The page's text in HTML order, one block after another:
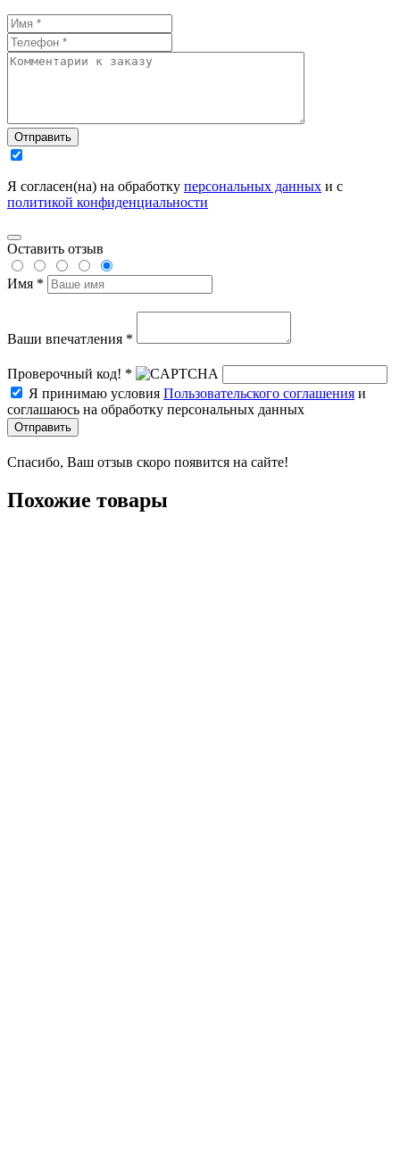
Отправить
Я согласен(на) на обработку персональных данных и с
политикой конфиденциальности
Оставить отзыв
Имя *
Ваши впечатления *
Проверочный код! *
Я принимаю условия Пользовательского соглашения и
соглашаюсь на обработку персональных данных
Отправить
Спасибо, Ваш отзыв скоро появится на сайте!
Похожие товары